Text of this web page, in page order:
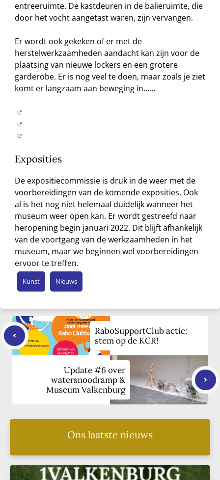
entreeruimte. De kastdeuren in de balieruimte, die
door het vocht aangetast waren, zijn vervangen.
Er wordt ook gekeken of er met de
herstelwerkzaamheden aandacht kan zijn voor de
plaatsing van nieuwe lockers en een grotere
garderobe. Er is nog veel te doen, maar zoals je ziet
komt er langzaam aan beweging in……
Exposities
De expositiecommissie is druk in de weer met de
voorbereidingen van de komende exposities. Ook
al is het nog niet helemaal duidelijk wanneer het
museum weer open kan. Er wordt gestreefd naar
heropening begin januari 2022. Dit blijft afhankelijk
van de voortgang van de werkzaamheden in het
museum, maar we beginnen wel voorbereidingen
ervoor te treffen.
Kunst Nieuws
RaboSupportClub actie:
stem op de KCR!
Update #6 over
watersnoodramp &
Museum Valkenburg
Ons laatste nieuws